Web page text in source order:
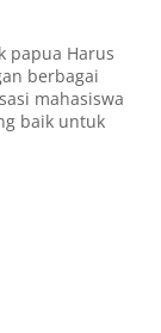
papua Harus
berbagai
mahasiswa
baik untuk